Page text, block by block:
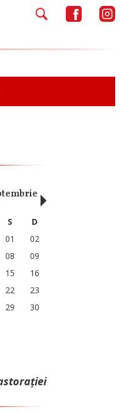
Octombrie
S
D
01
02
08
09
15
16
22
23
29
30